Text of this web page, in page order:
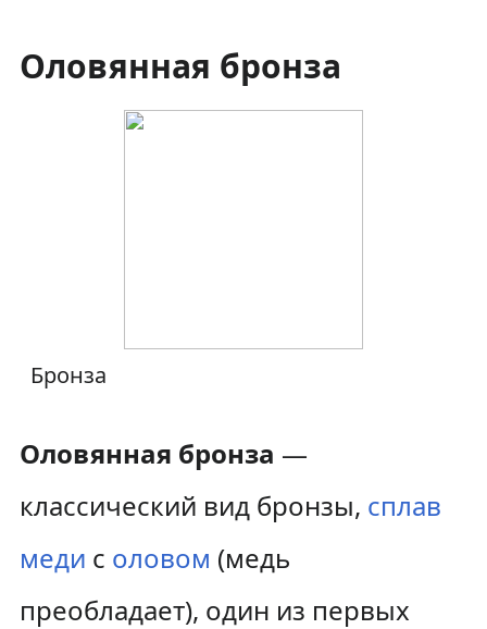
Оловянная бронза
Бронза
Оловянная бронза —
классический вид бронзы, сплав
меди с оловом (медь
преобладает), один из первых